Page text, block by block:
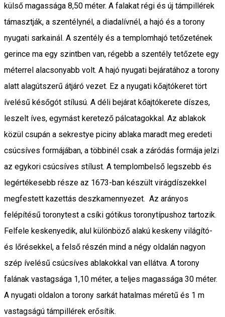
külső magassága 8,50 méter. A falakat régi és új támpillérek
támasztják, a szentélynél, a diadalívnél, a hajó és a torony
nyugati sarkainál. A szentély és a templomhajó tetőzetének
gerince ma egy szintben van, régebb a szentély tetőzete egy
méterrel alacsonyabb volt. A hajó nyugati bejáratához a torony
alatt alagútszerű átjáró vezet. Ez a nyugati kőajtókeret tört
ívelésű későgót stílusú. A déli bejárat kőajtókerete díszes,
leszelt íves, egymást keretező pálcatagokkal. Az ablakok
közül csupán a sekrestye piciny ablaka maradt meg eredeti
csúcsíves formájában, a többinél csak a záródás formája jelzi
az egykori csúcsíves stílust. A templombelső legszebb és
legértékesebb része az 1673-ban készült virágdíszekkel
megfestett kazettás deszkamennyezet. Az arányos
felépítésű toronytest a csíki gótikus toronytípushoz tartozik.
Felfele keskenyedik, alul különböző alakú keskeny világító-
és lőrésekkel, a felső részén mind a négy oldalán nagyon
szép ívelésű csúcsíves ablakokkal van ellátva. A torony
falának vastagsága 1,10 méter, a teljes magassága 30 méter.
A nyugati oldalon a torony sarkát hatalmas méretű és 1 m
vastagságú támpillérek erősítik.